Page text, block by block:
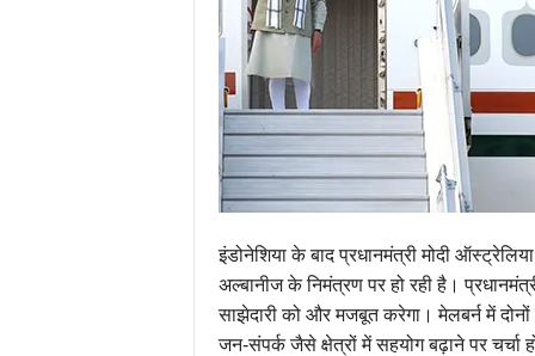
इंडोनेशिया के बाद प्रधानमंत्री मोदी
अल्बानीज के निमंत्रण पर हो रही है।
साझेदारी को और मजबूत करेगा। मेलबर्न में दोनों
जन-संपर्क जैसे क्षेत्रों में सहयोग बढ़ाने पर चर्चा